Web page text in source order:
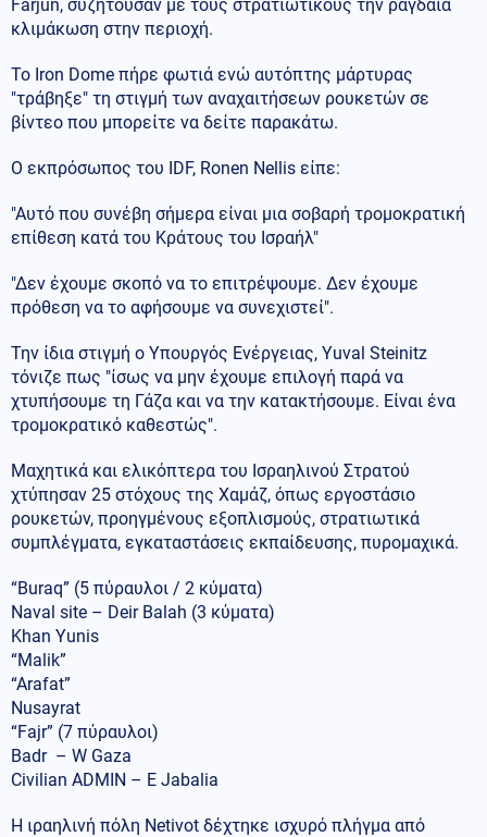
Farjun, συζητούσαν με τους στρατιωτικούς την ραγδαία
κλιμάκωση στην περιοχή.
Το Ιron Dome πήρε φωτιά ενώ αυτόπτης μάρτυρας
"τράβηξε" τη στιγμή των αναχαιτήσεων ρουκετών σε
βίντεο που μπορείτε να δείτε παρακάτω.
Ο εκπρόσωπος του IDF, Ronen Nellis είπε:
"Αυτό που συνέβη σήμερα είναι μια σοβαρή τρομοκρατική
επίθεση κατά του Κράτους του Ισραήλ"
"Δεν έχουμε σκοπό να το επιτρέψουμε. Δεν έχουμε
πρόθεση να το αφήσουμε να συνεχιστεί".
Την ίδια στιγμή ο Υπουργός Ενέργειας, Yuval Steinitz
τόνιζε πως "ίσως να μην έχουμε επιλογή παρά να
χτυπήσουμε τη Γάζα και να την κατακτήσουμε. Είναι ένα
τρομοκρατικό καθεστώς".
Μαχητικά και ελικόπτερα του Ισραηλινού Στρατού
χτύπησαν 25 στόχους της Χαμάζ, όπως εργοστάσιο
ρουκετών, προηγμένους εξοπλισμούς, στρατιωτικά
συμπλέγματα, εγκαταστάσεις εκπαίδευσης, πυρομαχικά.
“Buraq” (5 πύραυλοι / 2 κύματα)
Naval site – Deir Balah (3 κύματα)
Khan Yunis
“Malik”
“Arafat”
Nusayrat
“Fajr” (7 πύραυλοι)
Badr – W Gaza
Civilian ADMIN – E Jabalia
Η ιραηλινή πόλη Netivot δέχτηκε ισχυρό πλήγμα από